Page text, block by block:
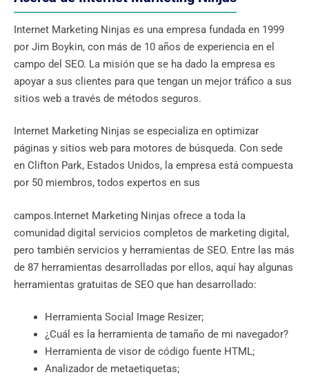
Internet Marketing Ninjas es una empresa fundada en 1999
por Jim Boykin, con más de 10 años de experiencia en el
campo del SEO. La misión que se ha dado la empresa es
apoyar a sus clientes para que tengan un mejor tráfico a sus
sitios web a través de métodos seguros.
Internet Marketing Ninjas se especializa en optimizar
páginas y sitios web para motores de búsqueda. Con sede
en Clifton Park, Estados Unidos, la empresa está compuesta
por 50 miembros, todos expertos en sus
campos.Internet Marketing Ninjas ofrece a toda la
comunidad digital servicios completos de marketing digital,
pero también servicios y herramientas de SEO. Entre las más
de 87 herramientas desarrolladas por ellos, aquí hay algunas
herramientas gratuitas de SEO que han desarrollado:
Herramienta Social Image Resizer;
¿Cuál es la herramienta de tamaño de mi navegador?
Herramienta de visor de código fuente HTML;
Analizador de metaetiquetas;